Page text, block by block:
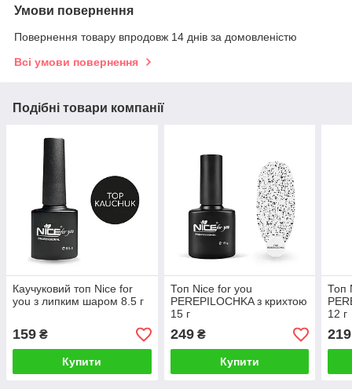
Умови повернення
Повернення товару впродовж 14 днів за домовленістю
Всі умови повернення
Подібні товари компанії
Каучуковий топ Nice for
you з липким шаром 8.5 г
159 ₴
Купити
Топ Nice for you
PEREPILOCHKA з крихтою
15 г
249₴
Купити
Топ
12 г
219